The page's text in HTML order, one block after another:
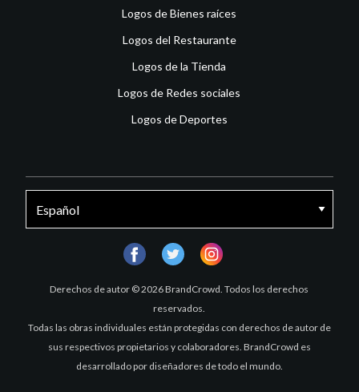
Logos de Bienes raíces
Logos del Restaurante
Logos de la Tienda
Logos de Redes sociales
Logos de Deportes
Derechos de autor © 2026 BrandCrowd. Todos los derechos
reservados.
Todas las obras individuales están protegidas con derechos de autor de
sus respectivos propietarios y colaboradores. BrandCrowd es
desarrollado por diseñadores de todo el mundo.
facebooktwitter instagram